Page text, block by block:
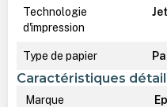
Technologie
d'impression
Type de papier
Caractéristiques
Marque